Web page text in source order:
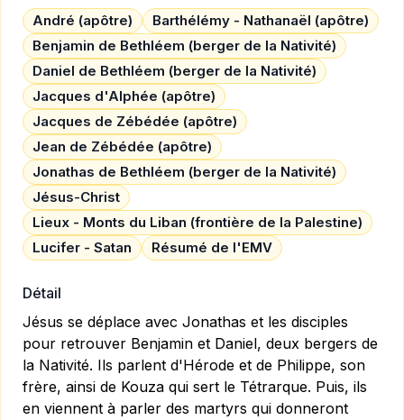
André (apôtre)
Barthélémy - Nathanaël (apôtre)
Benjamin de Bethléem (berger de la Nativité)
Daniel de Bethléem (berger de la Nativité)
Jacques d'Alphée (apôtre)
Jacques de Zébédée (apôtre)
Jean de Zébédée (apôtre)
Jonathas de Bethléem (berger de la Nativité)
Jésus-Christ
Lieux - Monts du Liban (frontière de la Palestine)
Lucifer - Satan
Résumé de l'EMV
Détail
Jésus se déplace avec Jonathas et les disciples
pour retrouver Benjamin et Daniel, deux bergers de
la Nativité. Ils parlent d'Hérode et de Philippe, son
frère, ainsi de Kouza qui sert le Tétrarque. Puis, ils
en viennent à parler des martyrs qui donneront